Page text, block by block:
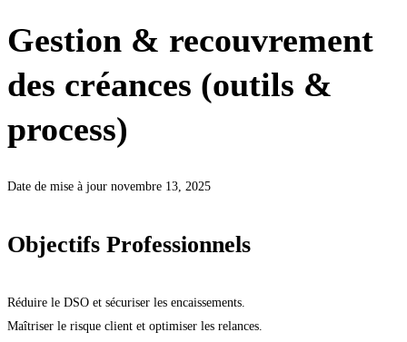
Gestion & recouvrement
des créances (outils &
process)
Date de mise à jour novembre 13, 2025
Objectifs Professionnels
Réduire le DSO et sécuriser les encaissements.
Maîtriser le risque client et optimiser les relances.